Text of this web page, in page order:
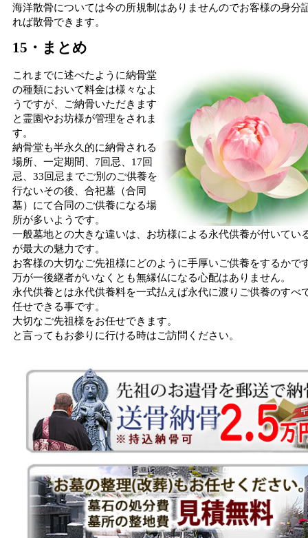
海洋散骨については今の所規制はありませんのでお客様の身分
れば散骨できます。
15・まとめ
これまでに述べたように納骨堂
の種類において料金は様々なよ
うですが、ご納骨いただきます
と霊園やお坊様が管理をされま
す。
納骨堂も半永久的に納骨される
場所、一定期間、7回忌、17回
忌、33回忌までご別のご供養を
行ないその後、合祀墓（合同
墓）にて合同のご供養になる場
所が多いようです。
一般墓地との大きな違いは、お坊様による永代供養が付いてい
が最大の魅力です。
お客様の大切なご先祖様にどのように手厚いご供養をするかで
万が一後継者がいなくとも無縁仏になる心配はありません。
永代供養とは永代供養料を一式払えば永代に渡りご供養のすべ
任せできる事です。
大切なご先祖様をお任せできます。
と言ってもお参りに行ける時はご訪問ください。